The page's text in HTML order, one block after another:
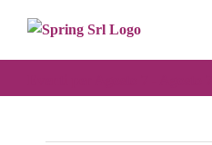
contenuto